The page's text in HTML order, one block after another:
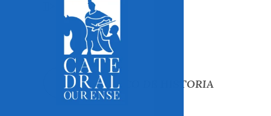
Entrada anterior
UN POCO DE HISTORIA